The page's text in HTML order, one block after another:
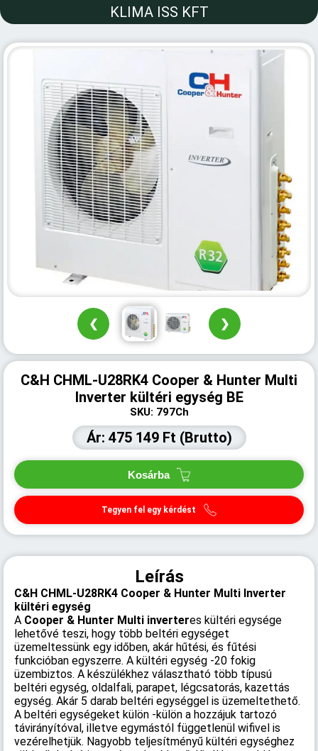
KLIMA ISS KFT
❮ ❯
C&H CHML-U28RK4 Cooper & Hunter Multi
Inverter kültéri egység BE
SKU: 797Ch
Ár: 475 149 Ft (Brutto)
Kosárba
Tegyen fel egy kérdést
Leírás
C&H CHML-U28RK4 Cooper & Hunter Multi Inverter
kültéri egység
A Cooper & Hunter Multi inverteres kültéri egysége
lehetővé teszi, hogy több beltéri egységet
üzemeltessünk egy időben, akár hűtési, és fűtési
funkcióban egyszerre. A kültéri egység -20 fokig
üzembiztos. A készülékhez választható több típusú
beltéri egység, oldalfali, parapet, légcsatorás, kazettás
egység. Akár 5 darab beltéri egységgel is üzemeltethető.
A beltéri egységeket külön -külön a hozzájuk tartozó
távirányítóval, illetve egymástól függetlenül wifivel is
vezérelhetjük. Nagyobb teljesítményű kültéri egységhez